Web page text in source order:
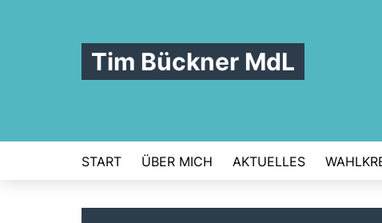
Tim Bückner MdL
START ÜBER MICH AKTUELLES